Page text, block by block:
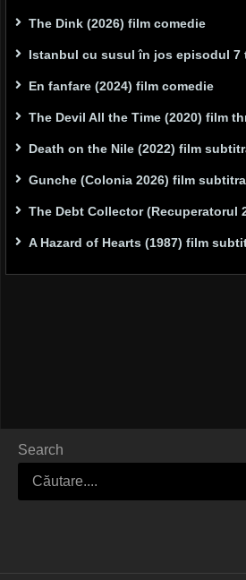
The Dink (2026) film comedie
Istanbul cu susul în jos episodul 7
En fanfare (2024) film comedie
The Devil All the Time (2020) film
Death on the Nile (2022) film
Gunche (Colonia 2026) film
The Debt Collector (Recuperatorul
A Hazard of Hearts (1987) film
Search